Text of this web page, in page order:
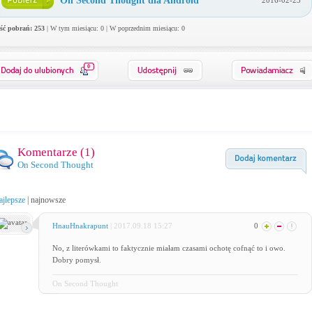
pobrań: 253| W tym miesiącu: 0 | W poprzednim miesiącu: 0
0
Komentarze (1)
On Second Thought
| najnowsze
HnauHnakrapunt | 2017.09.18 15:27 0
No, z literówkami to faktycznie miałam czasami ochotę cofnąć to i owo.
Dobry pomysł.
On Second Thought